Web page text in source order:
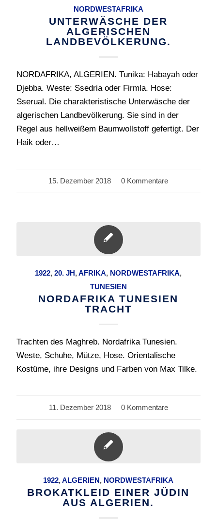
NORDWESTAFRIKA
UNTERWÄSCHE DER
ALGERISCHEN
LANDBEVÖLKERUNG.
NORDAFRIKA, ALGERIEN. Tunika: Habayah oder
Djebba. Weste: Ssedria oder Firmla. Hose:
Sserual. Die charakteristische Unterwäsche der
algerischen Landbevölkerung. Sie sind in der
Regel aus hellweißem Baumwollstoff gefertigt. Der
Haik oder…
15. Dezember 2018
/ 0 Kommentare
1922,20. JH,AFRIKA, NORDWESTAFRIKA,
TUNESIEN
NORDAFRIKA TUNESIEN
TRACHT
Trachten des Maghreb. Nordafrika Tunesien.
Weste, Schuhe, Mütze, Hose. Orientalische
Kostüme, ihre Designs und Farben von Max Tilke.
11. Dezember 2018
/ 0 Kommentare
1922,ALGERIEN, NORDWESTAFRIKA
BROKATKLEID EINER JÜDIN
AUS ALGERIEN.